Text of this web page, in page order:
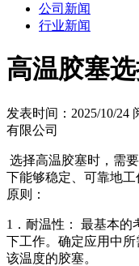
公司新闻
行业新闻
高温胶塞
发表时间：2025/10/24
有限公司
选择高温胶塞时，需
下能够稳定、可靠地
原则：
1．耐温性： 最基本的
下工作。确定应用中
该温度的胶塞。